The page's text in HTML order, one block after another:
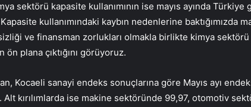
sektörü kapasite kullanımının ise mayıs ayında Türkiye
kullanımındaki kaybın nedenlerine baktığımızda
ve finansman zorlukları olmakla birlikte kimya
ön plana çıktığını görüyoruz.
Kocaeli sanayi endeks sonuçlarına göre Mayıs ayı
kırılımlarda ise makine sektöründe 99,97, otomotiv